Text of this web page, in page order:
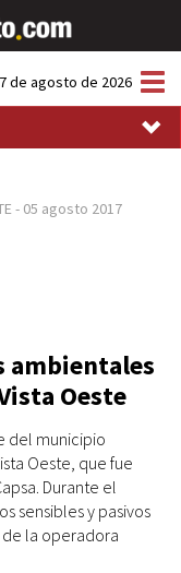
7 de agosto de 2026
- 05 agosto 2017
ambientales
Oeste
del municipio
Oeste, que fue
Durante el
sensibles y pasivos
la operadora